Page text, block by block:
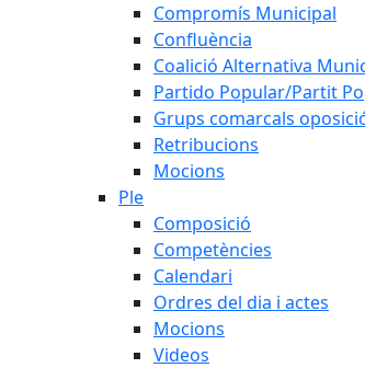
Compromís Municipal
Confluència
Coalició Alternativa
Partido Popular/Partit
Grups comarcals
Retribucions
Mocions
Ple
Composició
Competències
Calendari
Ordres del dia i actes
Mocions
Videos